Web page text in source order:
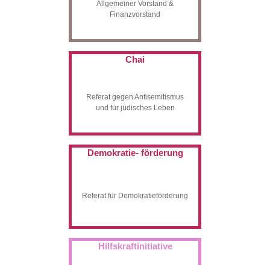
Allgemeiner Vorstand &
Finanzvorstand
Chai
Referat gegen Antisemitismus
und für jüdisches Leben
Demokratie- förderung
Referat für Demokratieförderung
Hilfskraftinitiative